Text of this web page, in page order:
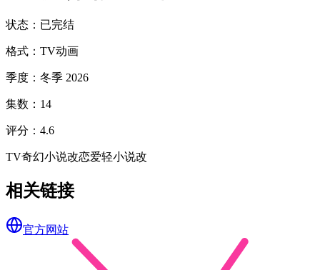
状态 ： 已完结
格式 ： TV动画
季度 ： 冬季 2026
集数 ： 14
评分 ： 4.6
TV奇幻小说改恋爱轻小说改
相关链接
官方网站